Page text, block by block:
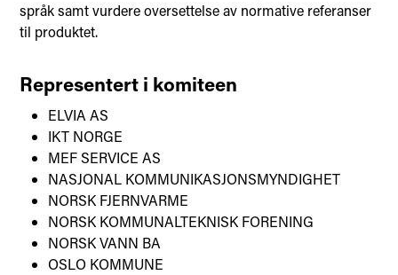
språk samt vurdere oversettelse av normative referanser
til produktet.
Representert i komiteen
ELVIA AS
IKT NORGE
MEF SERVICE AS
NASJONAL KOMMUNIKASJONSMYNDIGHET
NORSK FJERNVARME
NORSK KOMMUNALTEKNISK FORENING
NORSK VANN BA
OSLO KOMMUNE